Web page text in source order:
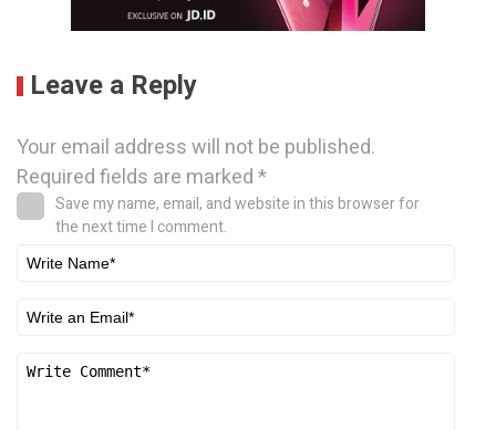
Leave a Reply
Your email address will not be published.
Required fields are marked*
Save my name, email, and website in this browser for
the next time I comment.